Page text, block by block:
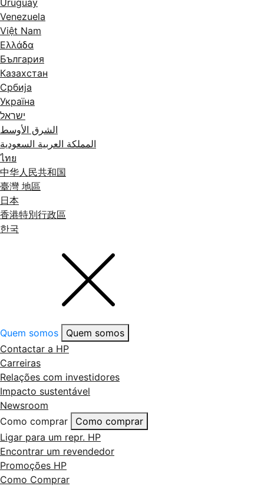
Uruguay
Venezuela
Việt Nam
Ελλάδα
България
Казахстан
Србија
Україна
ישראל
الشرق الأوسط
المملكة العربية السعودية
ไทย
中华人民共和国
臺灣 地區
日本
香港特別行政區
한국
Quem somos
Quem somos
Contactar a HP
Carreiras
Relações com investidores
Impacto sustentável
Newsroom
Como comprar
Como comprar
Ligar para um repr. HP
Encontrar um revendedor
Promoções HP
Como Comprar